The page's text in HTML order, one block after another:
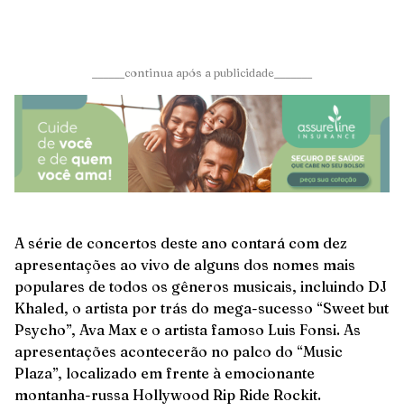
______continua após a publicidade_______
A série de concertos deste ano contará com dez
apresentações ao vivo de alguns dos nomes mais
populares de todos os gêneros musicais, incluindo DJ
Khaled, o artista por trás do mega-sucesso “Sweet but
Psycho”, Ava Max e o artista famoso Luis Fonsi. As
apresentações acontecerão no palco do “Music
Plaza”, localizado em frente à emocionante
montanha-russa Hollywood Rip Ride Rockit.